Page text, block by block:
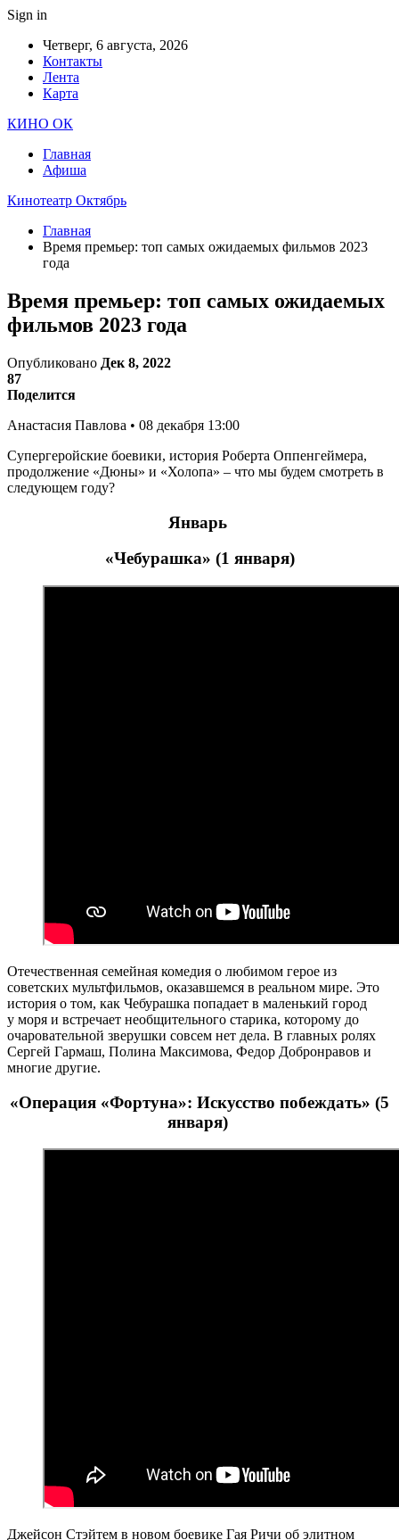
Sign in
Четверг, 6 августа, 2026
Контакты
Лента
Карта
КИНО ОК
Главная
Афиша
Кинотеатр Октябрь
Главная
Время премьер: топ самых ожидаемых фильмов 2023
года
Время премьер: топ самых ожидаемых
фильмов 2023 года
Опубликовано Дек 8, 2022
87
Поделится
Анастасия Павлова • 08 декабря 13:00
Супергеройские боевики, история Роберта Оппенгеймера,
продолжение «Дюны» и «Холопа» – что мы будем смотреть в
следующем году?
Январь
«Чебурашка» (1 января)
Отечественная семейная комедия о любимом герое из
советских мультфильмов, оказавшемся в реальном мире. Это
история о том, как Чебурашка попадает в маленький город
у моря и встречает необщительного старика, которому до
очаровательной зверушки совсем нет дела. В главных ролях
Сергей Гармаш, Полина Максимова, Федор Добронравов и
многие другие.
«Операция «Фортуна»: Искусство побеждать» (5
января)
Джейсон Стэйтем в новом боевике Гая Ричи об элитном